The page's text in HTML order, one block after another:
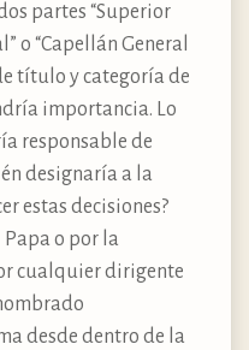
partes “Superior
o “Capellán General
título y categoría de
importancia. Lo
responsable de
designaría a la
estas decisiones?
Papa o por la
cualquier dirigente
desde dentro de la